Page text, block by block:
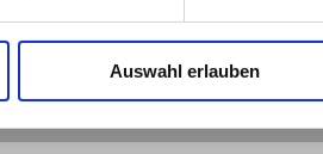
Auswahl erlauben